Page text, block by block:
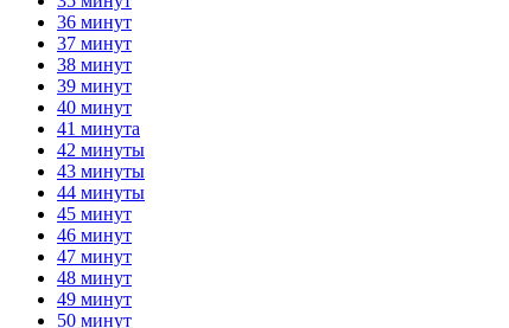
36 минут
37 минут
38 минут
39 минут
40 минут
41 минута
42 минуты
43 минуты
44 минуты
45 минут
46 минут
47 минут
48 минут
49 минут
50 минут